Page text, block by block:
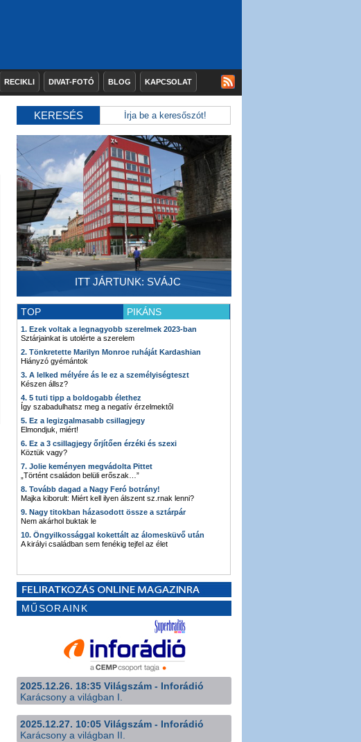
RECIKLI DIVAT-FOTÓ BLOG KAPCSOLAT
KERESÉS
ITT JÁRTUNK: SVÁJC
TOP PIKÁNS
1. Ezek voltak a legnagyobb szerelmek 2023-ban
Sztárjainkat is utolérte a szerelem
2. Tönkretette Marilyn Monroe ruháját Kardashian
Hiányzó gyémántok
3. A lelked mélyére ás le ez a személyiségteszt
Készen állsz?
4. 5 tuti tipp a boldogabb élethez
Így szabadulhatsz meg a negatív érzelmektől
5. Ez a legizgalmasabb csillagjegy
Elmondjuk, miért!
6. Ez a 3 csillagjegy őrjítően érzéki és szexi
Köztük vagy?
7. Jolie keményen megvádolta Pittet
„Történt családon belüli erőszak…”
8. Tovább dagad a Nagy Feró botrány!
Majka kiborult: Miért kell ilyen álszent sz.rnak lenni?
9. Nagy titokban házasodott össze a sztárpár
Nem akárhol buktak le
10. Öngyilkossággal kokettált az álomesküvő után
A királyi családban sem fenékig tejfel az élet
MŰSORAINK
2025.12.26. 18:35 Világszám - Inforádió
Karácsony a világban I.
2025.12.27. 10:05 Világszám - Inforádió
Karácsony a világban II.